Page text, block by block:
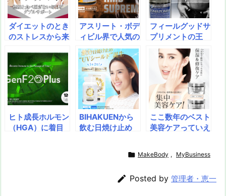
n
io
ダイエットのとき
のストレスから来
に、脂肪の蓄積を
抑え燃焼を促進す
るとされる高機能
ダイエットサプリ
メント「BBXダ
イエットサプリメ
ント(Tablet Diet
ary)」
アスリート・ボデ
ィビル界で人気の
HMBを主成分と
したサプリメン
ト。HMBスプリ
ームで筋トレ向上
魅せる体作りをサ
ポートする HMB
スプリーム（Exa
fit)
フィールグッドサ
プリメントの王
様！深く安らいだ
睡眠で、活力をよ
みがえらせます！
多経路GABA活動
を増幅すること
で、ボディビルダ
ーとアスリートに
恩恵をもたらしま
す！
ヒト成長ホルモン
（HGA）に着目
BIHAKUENから
飲む日焼け止め
を行く飲む日焼け
と美白を同時に実
ここ数年のベスト
美容ケアっていえ
力！今ならコラー
くる！
 MakeBody , MyBusiness
 Posted by 管理者・恵一